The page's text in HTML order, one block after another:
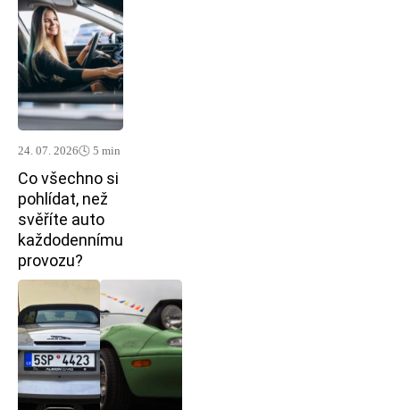
24. 07. 2026🕓 5 min
Co všechno si
pohlídat, než
svěříte auto
každodennímu
provozu?